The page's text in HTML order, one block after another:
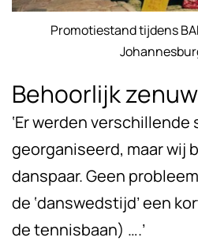
Promotiestand tijdens
Behoorlijk
‘Er werden
georganiseerd, maar wij
danspaar. Geen
de ‘danswedstijd’ een
de tennisbaan) ….’